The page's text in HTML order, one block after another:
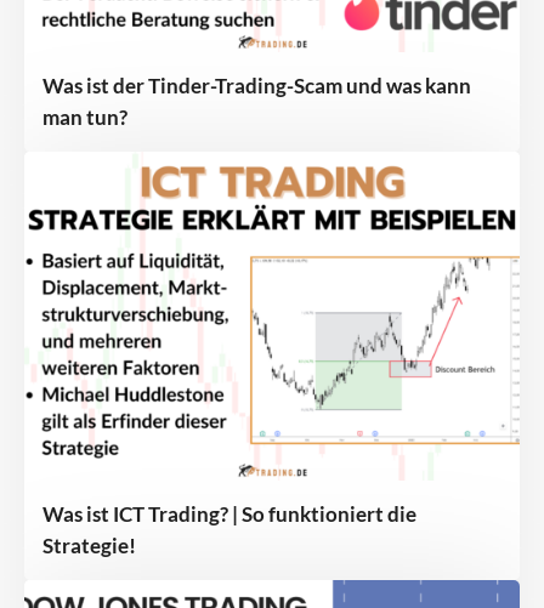
Was ist der Tinder-Trading-Scam und was kann
man tun?
Was ist ICT Trading? | So funktioniert die
Strategie!